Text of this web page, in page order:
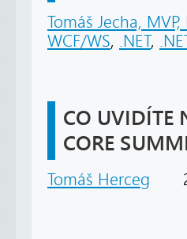
Tomáš Jecha, MVP,
WCF/WS, .NET,
CO UVIDÍTE
CORE
Tomáš Herceg